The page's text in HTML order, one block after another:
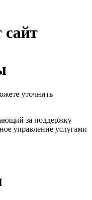
сайт
уточнить
за поддержку
управление услугами